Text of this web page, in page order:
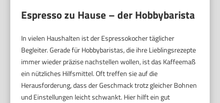
Espresso zu Hause – der Hobbybarista
In vielen Haushalten ist der Espressokocher täglicher
Begleiter. Gerade für Hobbybaristas, die ihre Lieblingsrezepte
immer wieder präzise nachstellen wollen, ist das Kaffeemaß
ein nützliches Hilfsmittel. Oft treffen sie auf die
Herausforderung, dass der Geschmack trotz gleicher Bohnen
und Einstellungen leicht schwankt. Hier hilft ein gut